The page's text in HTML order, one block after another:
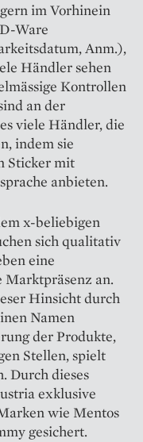
im Vorhinein
Ware
Anm.),
Händler sehen
Kontrollen
an der
viele Händler, die
indem sie
Sticker mit
anbieten.
x-beliebigen
sich qualitativ
eine
an.
Hinsicht durch
Namen
der Produkte,
Stellen, spielt
Durch dieses
exklusive
wie Mentos
gesichert.